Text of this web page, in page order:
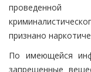
признано
По имеющейся
запрещенные